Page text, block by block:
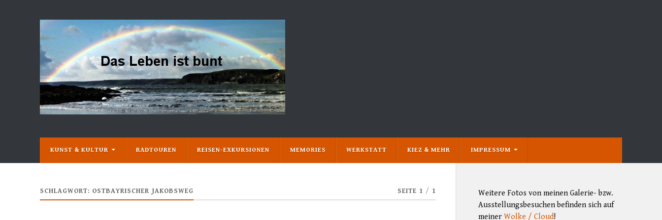
KUNST & KULTUR RADTOUREN REISEN-EXKURSIONEN MEMORIES WERKSTATT KIEZ & MEHR IMPRESSUM
SCHLAGWORT: OSTBAYRISCHER JAKOBSWEG SEITE 1 / 1
Weitere Fotos von meinen Galerie- bzw.
Ausstellungsbesuchen befinden sich auf
meiner Wolke / Cloud!